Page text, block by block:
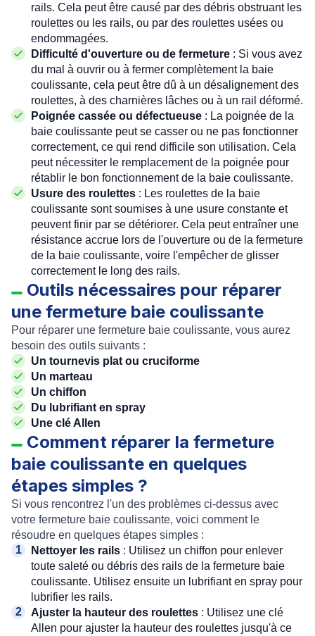
rails. Cela peut être causé par des débris obstruant les
roulettes ou les rails, ou par des roulettes usées ou
endommagées.
Difficulté d'ouverture ou de fermeture : Si vous avez
du mal à ouvrir ou à fermer complètement la baie
coulissante, cela peut être dû à un désalignement des
roulettes, à des charnières lâches ou à un rail déformé.
Poignée cassée ou défectueuse : La poignée de la
baie coulissante peut se casser ou ne pas fonctionner
correctement, ce qui rend difficile son utilisation. Cela
peut nécessiter le remplacement de la poignée pour
rétablir le bon fonctionnement de la baie coulissante.
Usure des roulettes : Les roulettes de la baie
coulissante sont soumises à une usure constante et
peuvent finir par se détériorer. Cela peut entraîner une
résistance accrue lors de l'ouverture ou de la fermeture
de la baie coulissante, voire l'empêcher de glisser
correctement le long des rails.
Outils nécessaires pour réparer
une fermeture baie coulissante
Pour réparer une fermeture baie coulissante, vous aurez
besoin des outils suivants :
Un tournevis plat ou cruciforme
Un marteau
Un chiffon
Du lubrifiant en spray
Une clé Allen
Comment réparer la fermeture
baie coulissante en quelques
étapes simples ?
Si vous rencontrez l'un des problèmes ci-dessus avec
votre fermeture baie coulissante, voici comment le
résoudre en quelques étapes simples :
Nettoyer les rails : Utilisez un chiffon pour enlever
toute saleté ou débris des rails de la fermeture baie
coulissante. Utilisez ensuite un lubrifiant en spray pour
lubrifier les rails.
Ajuster la hauteur des roulettes : Utilisez une clé
Allen pour ajuster la hauteur des roulettes jusqu'à ce